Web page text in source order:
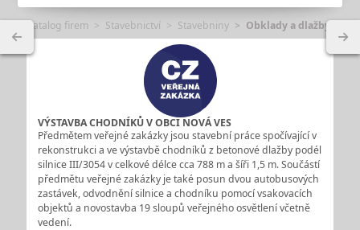
Katalog firem Stavebnictví Stavebniny Obklady a dlažby
VÝSTAVBA CHODNÍKŮ V OBCI NOVÁ VES
Předmětem veřejné zakázky jsou stavební práce spočívající v
rekonstrukci a ve výstavbě chodníků z betonové dlažby podél
silnice III/3054 v celkové délce cca 788 m a šíři 1,5 m. Součástí
předmětu veřejné zakázky je také posun dvou autobusových
zastávek, odvodnění silnice a chodníku pomocí vsakovacích
objektů a novostavba 19 sloupů veřejného osvětlení včetně
vedení.